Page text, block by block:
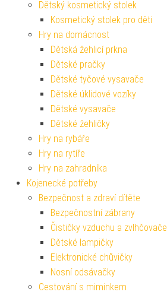
Dětský kosmetický stolek
Kosmetický stolek pro děti
Hry na domácnost
Dětská žehlicí prkna
Dětské pračky
Dětské tyčové vysavače
Dětské úklidové vozíky
Dětské vysavače
Dětské žehličky
Hry na rybáře
Hry na rytíře
Hry na zahradníka
Kojenecké potřeby
Bezpečnost a zdraví dítěte
Bezpečnostní zábrany
Čističky vzduchu a zvlhčovače
Dětské lampičky
Elektronické chůvičky
Nosní odsávačky
Cestování s miminkem